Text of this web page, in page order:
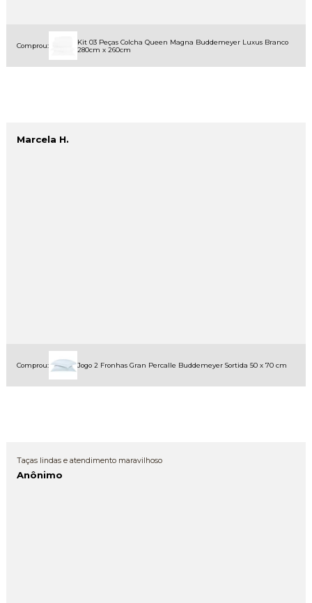
Comprou:
Kit 03 Peças Colcha Queen Magna Buddemeyer Luxus Branco
280cm x 260cm
Marcela H.
Comprou: Jogo 2 Fronhas Gran Percalle Buddemeyer Sortida 50 x 70 cm
Taças lindas e atendimento maravilhoso
Anônimo